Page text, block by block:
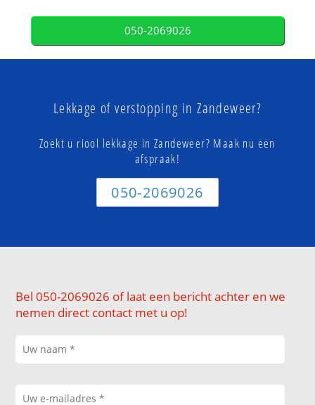
050-2069026
Lekkage of verstopping in Zandeweer?
Zoekt u riool lekkage in Zandeweer? Maak nu een
afspraak!
050-2069026
Bel 050-2069026 of laat een bericht achter en we
nemen direct contact met u op!